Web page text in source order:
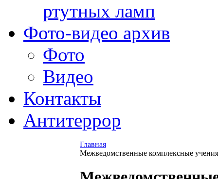
ртутных ламп
Фото-видео архив
Фото
Видео
Контакты
Антитеррор
Главная
Межведомственные комплексные